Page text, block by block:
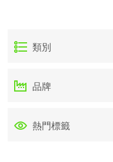
類別
品牌
熱門標籤